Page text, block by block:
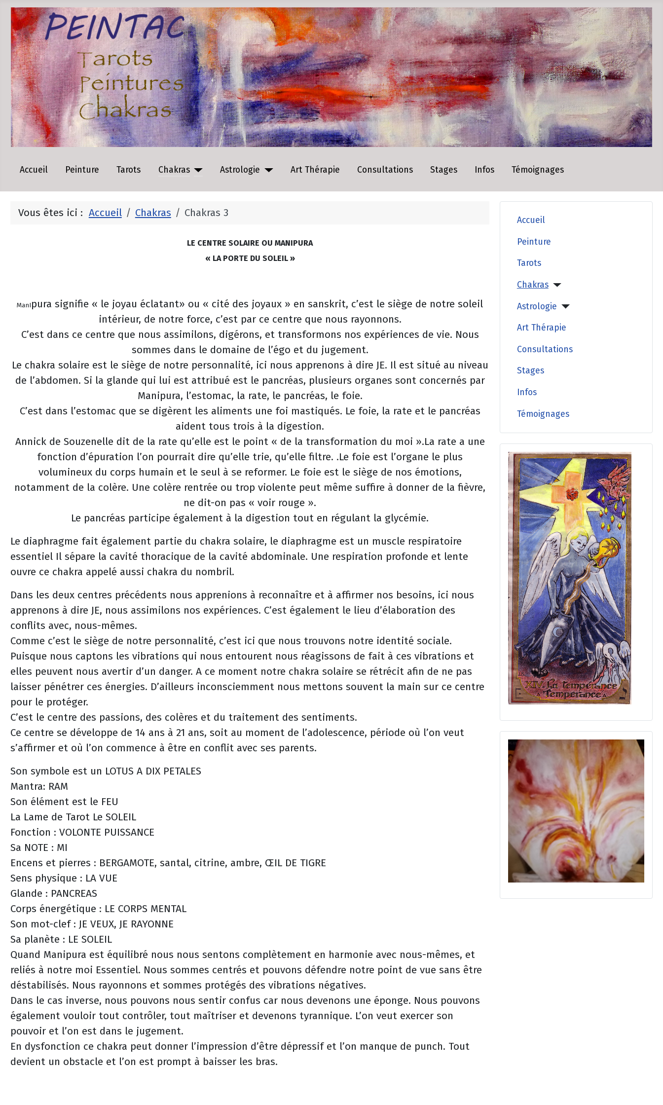
Accueil Peinture Tarots Chakras Astrologie Art Thérapie Consultations Stages Infos Témoignages
Vous êtes ici : Accueil Chakras Chakras 3
LE CENTRE SOLAIRE OU MANIPURA
« LA PORTE DU SOLEIL »
ManIpura signifie « le joyau éclatant» ou « cité des joyaux » en sanskrit, c’est le siège de notre soleil
intérieur, de notre force, c’est par ce centre que nous rayonnons.
C’est dans ce centre que nous assimilons, digérons, et transformons nos expériences de vie. Nous
sommes dans le domaine de l’égo et du jugement.
Le chakra solaire est le siège de notre personnalité, ici nous apprenons à dire JE. Il est situé au niveau
de l’abdomen. Si la glande qui lui est attribué est le pancréas, plusieurs organes sont concernés par
Manipura, l’estomac, la rate, le pancréas, le foie.
C’est dans l’estomac que se digèrent les aliments une foi mastiqués. Le foie, la rate et le pancréas
aident tous trois à la digestion.
Annick de Souzenelle dit de la rate qu’elle est le point « de la transformation du moi ».La rate a une
fonction d’épuration l’on pourrait dire qu’elle trie, qu’elle filtre. .Le foie est l’organe le plus
volumineux du corps humain et le seul à se reformer. Le foie est le siège de nos émotions,
notamment de la colère. Une colère rentrée ou trop violente peut même suffire à donner de la fièvre,
ne dit-on pas « voir rouge ».
Le pancréas participe également à la digestion tout en régulant la glycémie.
Le diaphragme fait également partie du chakra solaire, le diaphragme est un muscle respiratoire
essentiel Il sépare la cavité thoracique de la cavité abdominale. Une respiration profonde et lente
ouvre ce chakra appelé aussi chakra du nombril.
Dans les deux centres précédents nous apprenions à reconnaître et à affirmer nos besoins, ici nous
apprenons à dire JE, nous assimilons nos expériences. C’est également le lieu d’élaboration des
conflits avec, nous-mêmes.
Comme c’est le siège de notre personnalité, c’est ici que nous trouvons notre identité sociale.
Puisque nous captons les vibrations qui nous entourent nous réagissons de fait à ces vibrations et
elles peuvent nous avertir d’un danger. A ce moment notre chakra solaire se rétrécit afin de ne pas
laisser pénétrer ces énergies. D’ailleurs inconsciemment nous mettons souvent la main sur ce centre
pour le protéger.
C’est le centre des passions, des colères et du traitement des sentiments.
Ce centre se développe de 14 ans à 21 ans, soit au moment de l’adolescence, période où l’on veut
s’affirmer et où l’on commence à être en conflit avec ses parents.
Son symbole est un LOTUS A DIX PETALES
Mantra: RAM
Son élément est le FEU
La Lame de Tarot Le SOLEIL
Fonction : VOLONTE PUISSANCE
Sa NOTE : MI
Encens et pierres : BERGAMOTE, santal, citrine, ambre, ŒIL DE TIGRE
Sens physique : LA VUE
Glande : PANCREAS
Corps énergétique : LE CORPS MENTAL
Son mot-clef : JE VEUX, JE RAYONNE
Sa planète : LE SOLEIL
Quand Manipura est équilibré nous nous sentons complètement en harmonie avec nous-mêmes, et
reliés à notre moi Essentiel. Nous sommes centrés et pouvons défendre notre point de vue sans être
déstabilisés. Nous rayonnons et sommes protégés des vibrations négatives.
Dans le cas inverse, nous pouvons nous sentir confus car nous devenons une éponge. Nous pouvons
également vouloir tout contrôler, tout maîtriser et devenons tyrannique. L’on veut exercer son
pouvoir et l’on est dans le jugement.
En dysfonction ce chakra peut donner l’impression d’être dépressif et l’on manque de punch. Tout
devient un obstacle et l’on est prompt à baisser les bras.
Accueil
Peinture
Tarots
Chakras
Astrologie
Art Thérapie
Consultations
Stages
Infos
Témoignages